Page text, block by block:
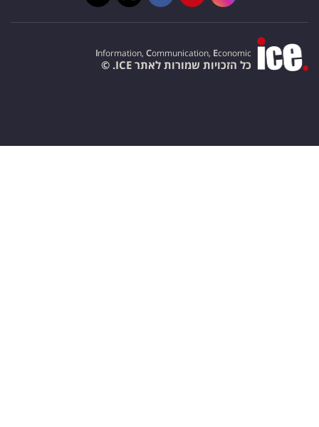
Information, Communication, Economic
כל הזכויות שמורות לאתר ICE. ©